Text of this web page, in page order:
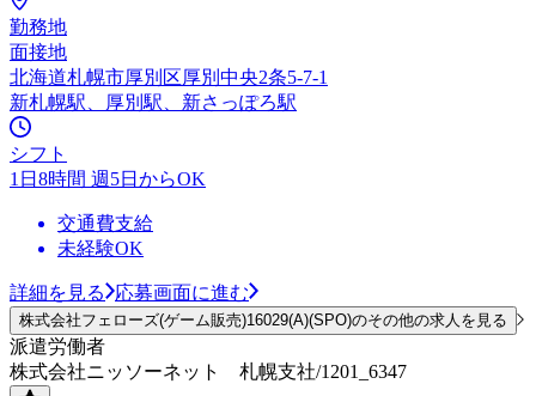
勤務地
面接地
北海道札幌市厚別区厚別中央2条5-7-1
新札幌駅、厚別駅、新さっぽろ駅
シフト
1日8時間 週5日からOK
交通費支給
未経験OK
詳細を見る 応募画面に進む
株式会社フェローズ(ゲーム販売)16029(A)(SPO)のその他の求人を見る
派遣労働者
株式会社ニッソーネット 札幌支社/1201_6347